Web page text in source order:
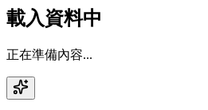
載入資料中
正在準備內容...